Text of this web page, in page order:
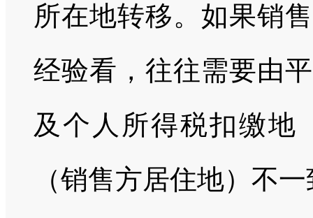
所在地转移。如果销
经验看，往往需要由
及个人所得税扣缴地
（销售方居住地）不